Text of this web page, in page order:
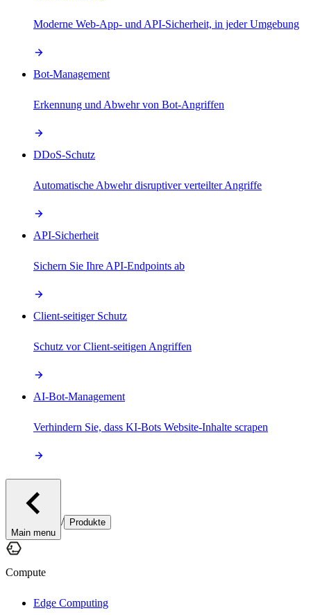
Moderne Web-App- und API-Sicherheit, in jeder Umgebung
Bot-Management
Erkennung und Abwehr von Bot-Angriffen
DDoS-Schutz
Automatische Abwehr disruptiver verteilter Angriffe
API-Sicherheit
Sichern Sie Ihre API-Endpoints ab
Client-seitiger Schutz
Schutz vor Client-seitigen Angriffen
AI-Bot-Management
Verhindern Sie, dass KI-Bots Website-Inhalte scrapen
Main menu
/ Produkte
Compute
Edge Computing